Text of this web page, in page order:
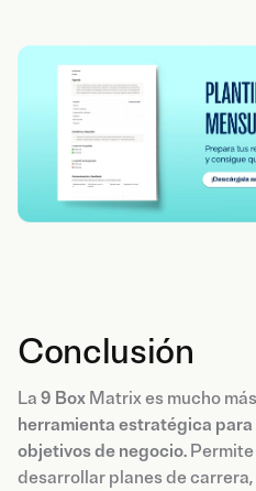
Conclusión
La 9 Box Matrix es mucho
herramienta estratégica
objetivos de negocio.
desarrollar planes de